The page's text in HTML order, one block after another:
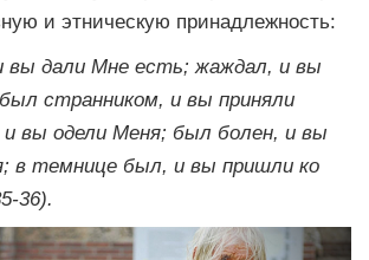
и этническую принадлежность:
вы дали Мне есть; жаждал, и вы
странником, и вы приняли
вы одели Меня; был болен, и вы
в темнице был, и вы пришли ко
36).